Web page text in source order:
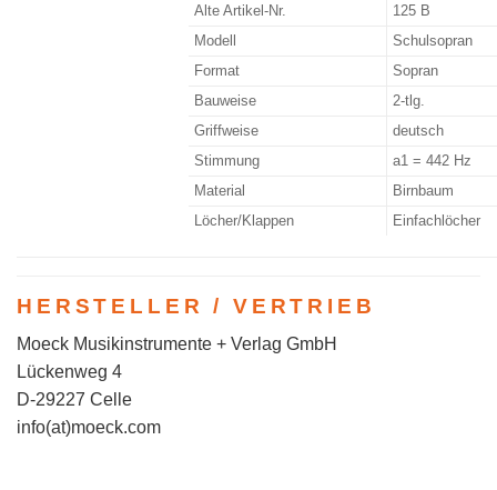
Alte Artikel-Nr.
125 B
Modell
Schulsopran
Format
Sopran
Bauweise
2-tlg.
Griffweise
deutsch
Stimmung
a1 = 442 Hz
Material
Birnbaum
Löcher/Klappen
Einfachlöcher
HERSTELLER / VERTRIEB
Moeck Musikinstrumente + Verlag GmbH
Lückenweg 4
D-29227 Celle
info(at)moeck.com